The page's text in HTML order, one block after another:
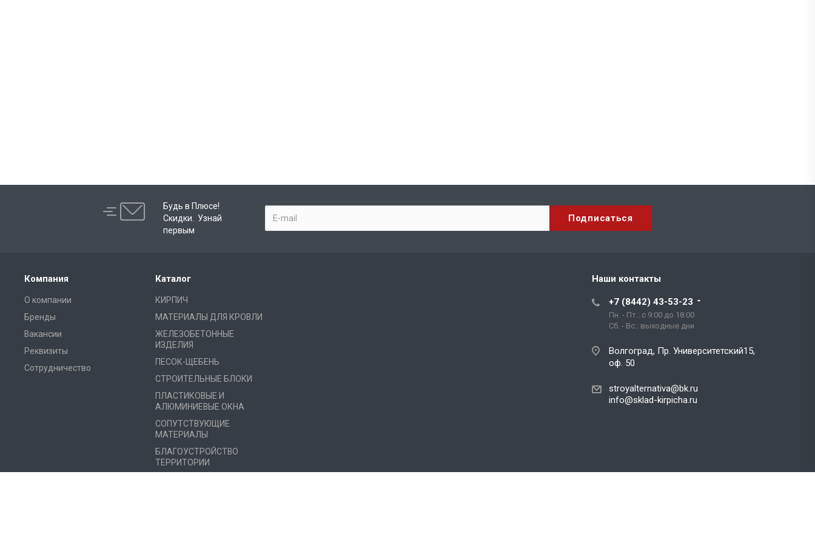
Будь в Плюсе!
Скидки. Узнай
первым
Компания
О компании
Бренды
Вакансии
Реквизиты
Сотрудничество
Каталог
КИРПИЧ
МАТЕРИАЛЫ ДЛЯ КРОВЛИ
ЖЕЛЕЗОБЕТОННЫЕ
ИЗДЕЛИЯ
ПЕСОК-ЩЕБЕНЬ
СТРОИТЕЛЬНЫЕ БЛОКИ
ПЛАСТИКОВЫЕ И
АЛЮМИНИЕВЫЕ ОКНА
СОПУТСТВУЮЩИЕ
МАТЕРИАЛЫ
БЛАГОУСТРОЙСТВО
ТЕРРИТОРИИ
Наши контакты
+7 (8442) 43-53-23
Пн. - Пт.: с 9:00 до 18:00
Сб. - Вс.: выходные дни
Волгоград, Пр. Университетский15,
оф. 50
stroyalternativa@bk.ru
info@sklad-kirpicha.ru